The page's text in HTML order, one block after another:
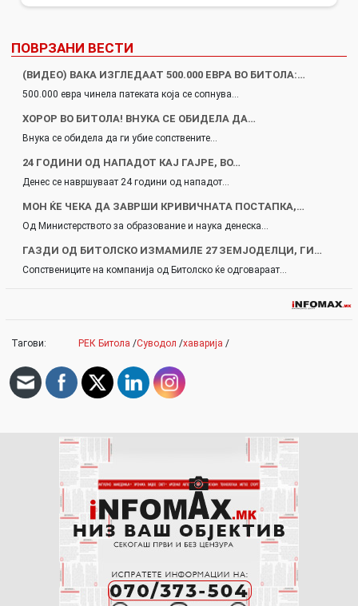
ПОВРЗАНИ ВЕСТИ
(ВИДЕО) ВАКА ИЗГЛЕДААТ 500.000 ЕВРА ВО БИТОЛА:…
500.000 евра чинела патеката која се сопнува…
ХОРОР ВО БИТОЛА! ВНУКА СЕ ОБИДЕЛА ДА…
Внука се обидела да ги убие сопствените…
24 ГОДИНИ ОД НАПАДОТ КАЈ ГАЈРЕ, ВО…
Денес се навршуваат 24 години од нападот…
МОН ЌЕ ЧЕКА ДА ЗАВРШИ КРИВИЧНАТА ПОСТАПКА,…
Од Министерството за образование и наука денеска…
ГАЗДИ ОД БИТОЛСКО ИЗМАМИЛЕ 27 ЗЕМЈОДЕЛЦИ, ГИ…
Сопствениците на компанија од Битолско ќе одговараат…
Тагови: РЕК Битола /Суводол /хаварија /